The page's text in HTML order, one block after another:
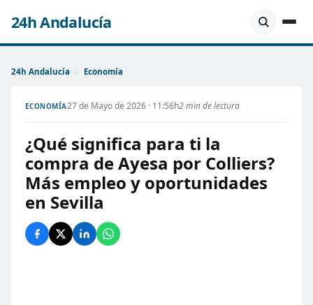
24h Andalucía
24h Andalucía › Economía
ECONOMÍA27 de Mayo de 2026 · 11:56h2 min de lectura
¿Qué significa para ti la
compra de Ayesa por Colliers?
Más empleo y oportunidades
en Sevilla